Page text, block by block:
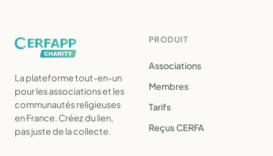
La plateforme tout-en-un
pour les associations et les
communautés religieuses
en France. Créez du lien,
pas juste de la collecte.
PRODUIT
Associations
Membres
Tarifs
Reçus CERFA